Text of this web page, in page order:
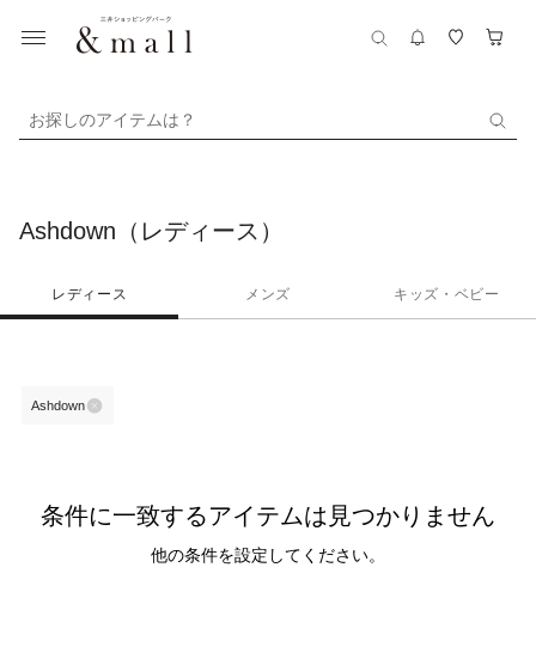
お探しのアイテムは？
Ashdown（レディース）
レディース メンズ キッズ・ベビー
Ashdown
条件に一致するアイテムは見つかりません
他の条件を設定してください。